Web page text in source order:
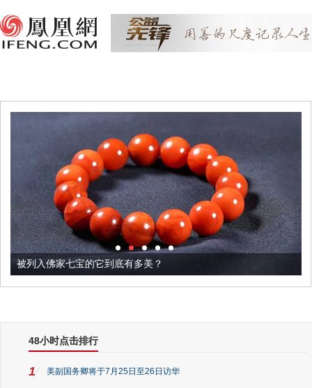
被列入佛家七宝的它到底有多美？
48小时点击排行
1 美副国务卿将于7月25日至26日访华